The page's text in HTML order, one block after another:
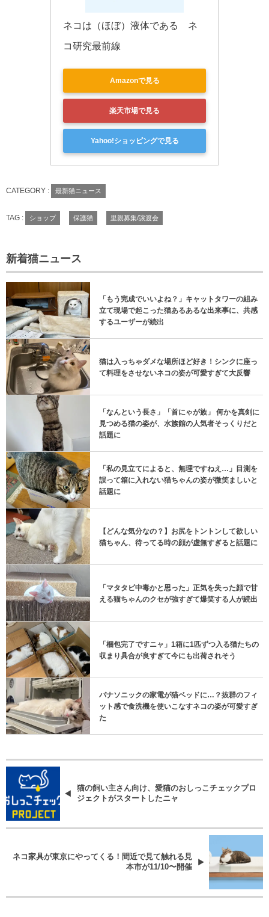
ネコは（ほぼ）液体である　ネ
コ研究最前線
Amazonで見る
楽天市場で見る
Yahoo!ショッピングで見る
CATEGORY : 最新猫ニュース
TAG : ショップ 保護猫 里親募集/譲渡会
新着猫ニュース
「もう完成でいいよね？」キャットタワーの組み
立て現場で起こった猫あるあるな出来事に、共感
するユーザーが続出
猫は入っちゃダメな場所ほど好き！シンクに座っ
て料理をさせないネコの姿が可愛すぎて大反響
「なんという長さ」「首にゃが族」 何かを真剣に
見つめる猫の姿が、水族館の人気者そっくりだと
話題に
「私の見立てによると、無理ですねえ…」目測を
誤って箱に入れない猫ちゃんの姿が微笑ましいと
話題に
【どんな気分なの？】お尻をトントンして欲しい
猫ちゃん、待ってる時の顔が虚無すぎると話題に
「マタタビ中毒かと思った」正気を失った顔で甘
える猫ちゃんのクセが強すぎて爆笑する人が続出
「梱包完了ですニャ」1箱に1匹ずつ入る猫たちの
収まり具合が良すぎて今にも出荷されそう
パナソニックの家電が猫ベッドに…？抜群のフィ
ット感で食洗機を使いこなすネコの姿が可愛すぎ
た
猫の飼い主さん向け、愛猫のおしっこチェックプロ
ジェクトがスタートしたニャ
ネコ家具が東京にやってくる！間近で見て触れる見
本市が11/10〜開催